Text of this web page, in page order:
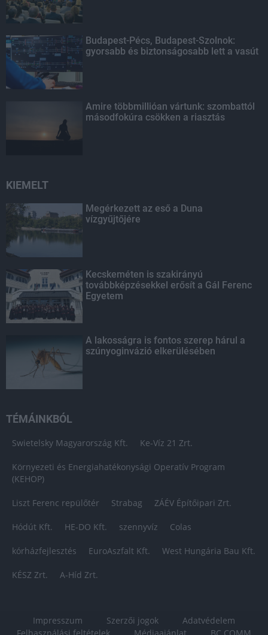
Budapest-Pécs, Budapest-Szolnok:
gyorsabb és biztonságosabb lett a vasút
Amire többmillióan vártunk: szombattól
másodfokúra csökken a riasztás
KIEMELT
Megérkezett az eső a Duna
vízgyűjtőjére
Kecskeméten is szakirányú
továbbképzésekkel erősít a Gál Ferenc
Egyetem
A lakosságra is fontos szerep hárul a
szúnyoginvázió elkerülésében
TÉMÁINKBÓL
Swietelsky Magyarország Kft. Ke-Víz 21 Zrt.
Környezeti és Energiahatékonysági Operatív Program
(KEHOP)
Liszt Ferenc repülőtér Strabag ZÁÉV Építőipari Zrt.
Hódút Kft. HE-DO Kft. szennyvíz Colas
kórházfejlesztés EuroAszfalt Kft. West Hungária Bau Kft.
KÉSZ Zrt. A-Híd Zrt.
Impresszum Szerzői jogok
Adatvédelem